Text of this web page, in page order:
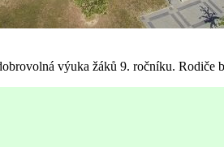
výuka žáků 9. ročníku. Rodiče